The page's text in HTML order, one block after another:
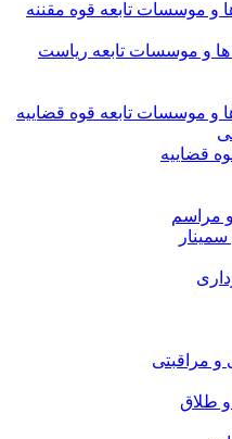
و موسسات تابعه قوه مقننه
ها و موسسات تابعه ریاست
و موسسات تابعه قوه قضاییه
قضاییه
مراسم
مراقبتی
و طلاق